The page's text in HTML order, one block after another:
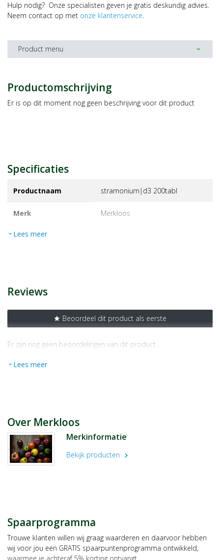
Hulp nodig? Onze specialisten geven je gratis deskundig advies.
Neem contact op met onze klantenservice.
Product menu expand_more
Productomschrijving
Er is op dit moment nog geen beschrijving voor dit product
Specificaties
Productnaam stramonium|d3 200tabl
Merk merkloos
EAN
expand_more Lees meer
Reviews
star Beoordeel dit product als eerste
Er zijn nog geen beoordelingen van dit product …
expand_more Lees meer
Over Merkloos
Merkinformatie
Bekijk producten chevron_right
Spaarprogramma
Trouwe klanten willen wij graag waarderen en daarvoor hebben
wij voor jou een GRATIS spaarpuntenprogramma ontwikkeld,